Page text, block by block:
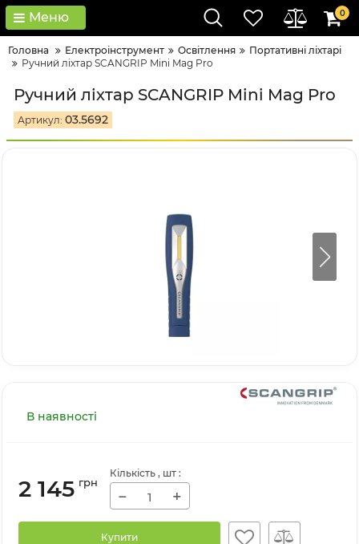
Меню 0
Головна Електроінструмент Освітлення
Портативні ліхтарі
Ручний ліхтар SCANGRIP Mini Mag Pro
Ручний ліхтар SCANGRIP Mini Mag Pro
Артикул: 03.5692
В наявності
2 145 грн
Кількість , шт :
− +
Купити